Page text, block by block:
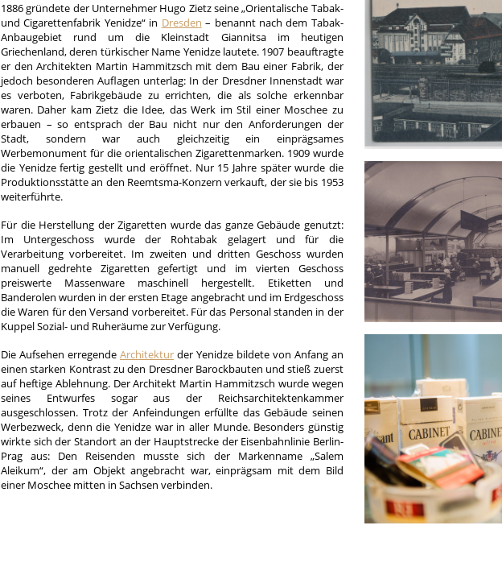
1886 gründete der Unternehmer Hugo Zietz seine „Orientalische Tabak-
und Cigarettenfabrik Yenidze“ in Dresden – benannt nach dem Tabak-
Anbaugebiet rund um die Kleinstadt Giannitsa im heutigen
Griechenland, deren türkischer Name Yenidze lautete. 1907 beauftragte
er den Architekten Martin Hammitzsch mit dem Bau einer Fabrik, der
jedoch besonderen Auflagen unterlag: In der Dresdner Innenstadt war
es verboten, Fabrikgebäude zu errichten, die als solche erkennbar
waren. Daher kam Zietz die Idee, das Werk im Stil einer Moschee zu
erbauen – so entsprach der Bau nicht nur den Anforderungen der
Stadt, sondern war auch gleichzeitig ein einprägsames
Werbemonument für die orientalischen Zigarettenmarken. 1909 wurde
die Yenidze fertig gestellt und eröffnet. Nur 15 Jahre später wurde die
Produktionsstätte an den Reemtsma-Konzern verkauft, der sie bis 1953
weiterführte.
Für die Herstellung der Zigaretten wurde das ganze Gebäude genutzt:
Im Untergeschoss wurde der Rohtabak gelagert und für die
Verarbeitung vorbereitet. Im zweiten und dritten Geschoss wurden
manuell gedrehte Zigaretten gefertigt und im vierten Geschoss
preiswerte Massenware maschinell hergestellt. Etiketten und
Banderolen wurden in der ersten Etage angebracht und im Erdgeschoss
die Waren für den Versand vorbereitet. Für das Personal standen in der
Kuppel Sozial- und Ruheräume zur Verfügung.
Die Aufsehen erregende Architekturder Yenidze bildete von Anfang an
einen starken Kontrast zu den Dresdner Barockbauten und stieß zuerst
auf heftige Ablehnung. Der Architekt Martin Hammitzsch wurde wegen
seines Entwurfes sogar aus der Reichsarchitektenkammer
ausgeschlossen. Trotz der Anfeindungen erfüllte das Gebäude seinen
Werbezweck, denn die Yenidze war in aller Munde. Besonders günstig
wirkte sich der Standort an der Hauptstrecke der Eisenbahnlinie Berlin-
Prag aus: Den Reisenden musste sich der Markenname „Salem
Aleikum“, der am Objekt angebracht war, einprägsam mit dem Bild
einer Moschee mitten in Sachsen verbinden.